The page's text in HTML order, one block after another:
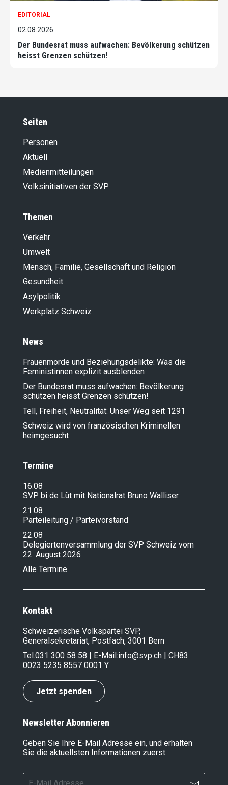
EDITORIAL
02.08.2026
Der Bundesrat muss aufwachen: Bevölkerung schützen
heisst Grenzen schützen!
Seiten
Personen
Aktuell
Medienmitteilungen
Volksinitiativen der SVP
Themen
Verkehr
Umwelt
Mensch, Familie, Gesellschaft und Religion
Gesundheit
Asylpolitik
Werkplatz Schweiz
News
Frauenmorde und Beziehungsdelikte: Was die
Feministinnen explizit ausblenden
Der Bundesrat muss aufwachen: Bevölkerung
schützen heisst Grenzen schützen!
Tell, Freiheit, Neutralität: Unser Weg seit 1291
Schweiz wird von französischen Kriminellen
heimgesucht
Termine
16.08
SVP bi de Lüt mit Nationalrat Bruno Walliser
21.08
Parteileitung / Parteivorstand
22.08
Delegiertenversammlung der SVP Schweiz vom
22. August 2026
Alle Termine
Kontakt
Schweizerische Volkspartei SVP,
Generalsekretariat, Postfach, 3001 Bern
Tel.031 300 58 58 | E-Mail:info@svp.ch | CH83
0023 5235 8557 0001 Y
Jetzt spenden
Newsletter Abonnieren
Geben Sie Ihre E-Mail Adresse ein, und erhalten
Sie die aktuellsten Informationen zuerst.